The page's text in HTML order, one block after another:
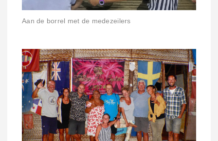
Aan de borrel met de medezeilers